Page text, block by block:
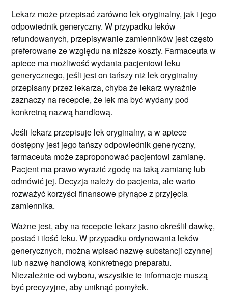
Lekarz może przepisać zarówno lek oryginalny, jak i jego
odpowiednik generyczny. W przypadku leków
refundowanych, przepisywanie zamienników jest często
preferowane ze względu na niższe koszty. Farmaceuta w
aptece ma możliwość wydania pacjentowi leku
generycznego, jeśli jest on tańszy niż lek oryginalny
przepisany przez lekarza, chyba że lekarz wyraźnie
zaznaczy na recepcie, że lek ma być wydany pod
konkretną nazwą handlową.
Jeśli lekarz przepisuje lek oryginalny, a w aptece
dostępny jest jego tańszy odpowiednik generyczny,
farmaceuta może zaproponować pacjentowi zamianę.
Pacjent ma prawo wyrazić zgodę na taką zamianę lub
odmówić jej. Decyzja należy do pacjenta, ale warto
rozważyć korzyści finansowe płynące z przyjęcia
zamiennika.
Ważne jest, aby na recepcie lekarz jasno określił dawkę,
postać i ilość leku. W przypadku ordynowania leków
generycznych, można wpisać nazwę substancji czynnej
lub nazwę handlową konkretnego preparatu.
Niezależnie od wyboru, wszystkie te informacje muszą
być precyzyjne, aby uniknąć pomyłek.